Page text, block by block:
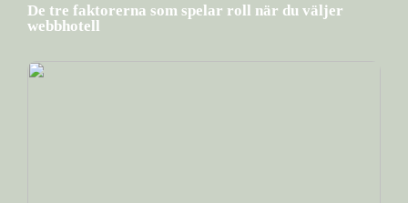
De tre faktorerna som spelar roll när du väljer
webbhotell